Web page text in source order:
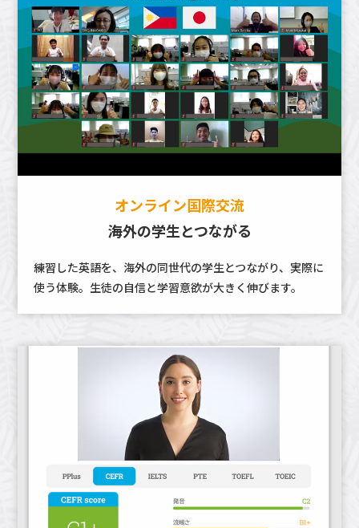
オンライン国際交流
海外の学生とつながる
練習した英語を、海外の同世代の学生とつながり、実際に
使う体験。生徒の自信と学習意欲が大きく伸びます。